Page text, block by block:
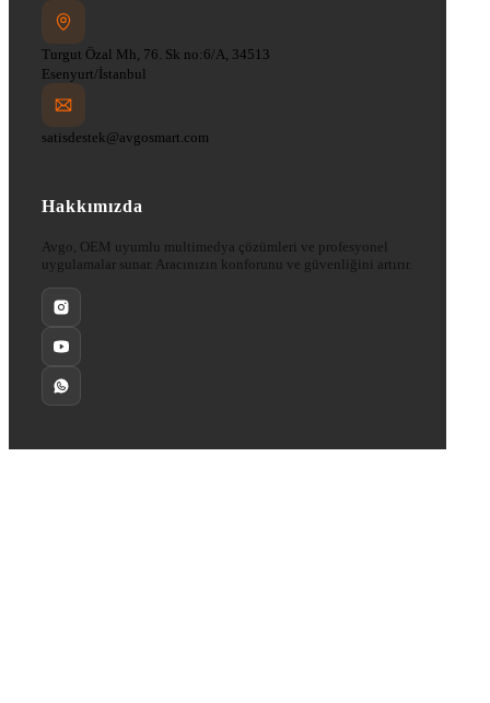
Turgut Özal Mh, 76. Sk no:6/A, 34513
Esenyurt/İstanbul
satisdestek@avgosmart.com
Hakkımızda
Avgo, OEM uyumlu multimedya çözümleri ve profesyonel
uygulamalar sunar. Aracınızın konforunu ve güvenliğini artırır.